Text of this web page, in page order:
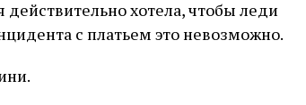
хотела, чтобы леди
с платьем это невозможно.